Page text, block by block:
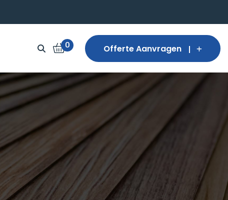
0 Offerte Aanvragen